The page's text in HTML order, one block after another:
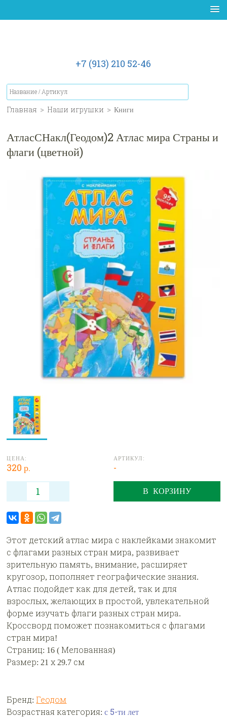
+7 (913) 210 52-46
Главная > Наши игрушки > Книги
АтласСНакл(Геодом)2 Атлас мира Страны и
флаги (цветной)
ЦЕНА:
320 р.
АРТИКУЛ:
-
В КОРЗИНУ
Этот детский атлас мира с наклейками знакомит
с флагами разных стран мира, развивает
зрительную память, внимание, расширяет
кругозор, пополняет географические знания.
Атлас подойдет как для детей, так и для
взрослых, желающих в простой, увлекательной
форме изучать флаги разных стран мира.
Кроссворд поможет познакомиться с флагами
стран мира!
Страниц: 16 ( Мелованная)
Размер: 21 х 29.7 см
Бренд:Геодом
Возрастная категория:с 5-ти лет